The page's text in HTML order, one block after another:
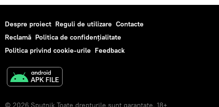
Despre proiect Reguli de utilizare Contacte
Reclamă Politica de confidențialitate
Politica privind cookie-urile Feedback
© 2026 Sputnik Toate drepturile sunt garantate. 18+